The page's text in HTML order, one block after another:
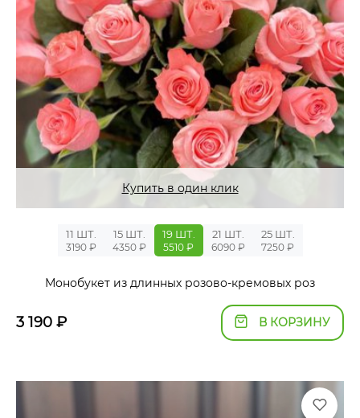
Купить в один клик
11 ШТ.
3190 ₽
15 ШТ.
4350 ₽
19 ШТ.
5510 ₽
21 ШТ.
6090 ₽
25 ШТ.
7250 ₽
Монобукет из длинных розово-кремовых роз
3 190 ₽ В КОРЗИНУ